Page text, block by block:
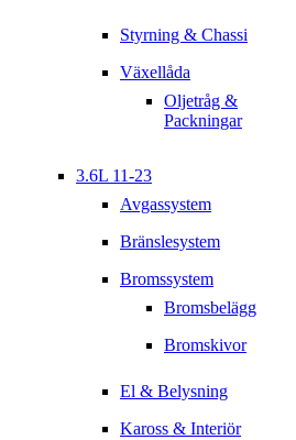
Styrning & Chassi
Växellåda
Oljetråg &
Packningar
3.6L 11-23
Avgassystem
Bränslesystem
Bromssystem
Bromsbelägg
Bromskivor
El & Belysning
Kaross & Interiör